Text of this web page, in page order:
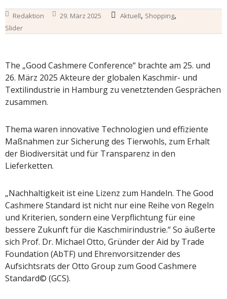
Redaktion 29. März 2025 Aktuell, Shopping,
Slider
The „Good Cashmere Conference“ brachte am 25. und
26. März 2025 Akteure der globalen Kaschmir- und
Textilindustrie in Hamburg zu venetztenden Gesprächen
zusammen.
Thema waren innovative Technologien und effiziente
Maßnahmen zur Sicherung des Tierwohls, zum Erhalt
der Biodiversität und für Transparenz in den
Lieferketten.
„Nachhaltigkeit ist eine Lizenz zum Handeln. The Good
Cashmere Standard ist nicht nur eine Reihe von Regeln
und Kriterien, sondern eine Verpflichtung für eine
bessere Zukunft für die Kaschmirindustrie.“ So äußerte
sich Prof. Dr. Michael Otto, Gründer der Aid by Trade
Foundation (AbTF) und Ehrenvorsitzender des
Aufsichtsrats der Otto Group zum Good Cashmere
Standard© (GCS).